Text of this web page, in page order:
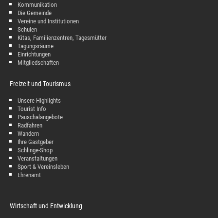
Kommunikation
Die Gemeinde
Vereine und Institutionen
Schulen
Kitas, Familienzentren, Tagesmütter
Tagungsräume
Einrichtungen
Mitgliedschaften
Freizeit und Tourismus
Unsere Highlights
Tourist Info
Pauschalangebote
Radfahren
Wandern
Ihre Gastgeber
Schlinge-Shop
Veranstaltungen
Sport & Vereinsleben
Ehrenamt
Wirtschaft und Entwicklung